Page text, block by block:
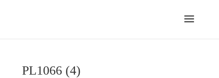
PL1066 (4)